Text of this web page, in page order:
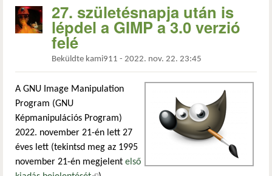
27. születésnapja után is
lépdel a GIMP a 3.0 verzió
felé
Beküldte kami911 - 2022. nov. 22. 23:45
A GNU Image Manipulation
Program (GNU
Képmanipulációs Program)
2022. november 21-én lett 27
éves lett (tekintsd meg az 1995
november 21-én megjelent első